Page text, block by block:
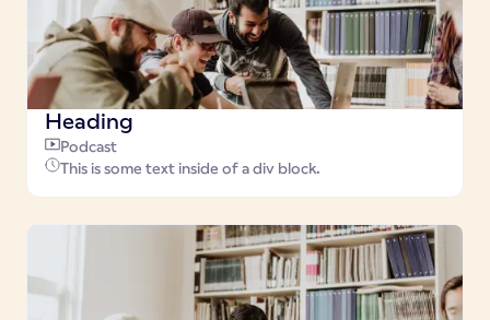
Heading
Podcast
This is some text inside of a div block.